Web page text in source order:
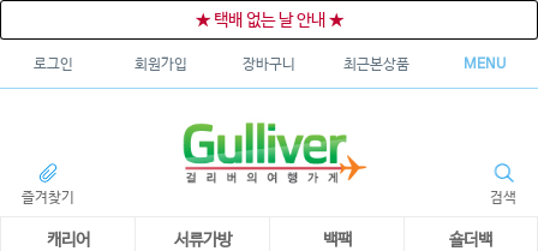
★ 택배 없는 날 안내 ★
로그인 회원가입 장바구니 최근본상품 MENU
즐겨찾기 검색
캐리어 서류가방 백팩 숄더백